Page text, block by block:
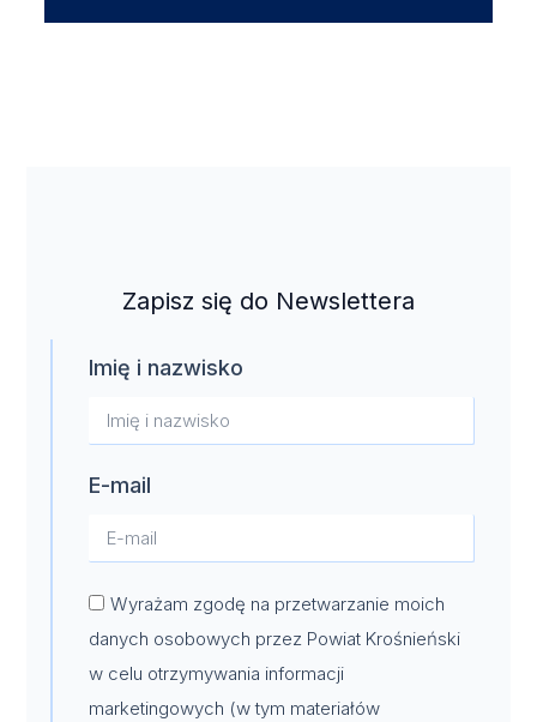
Zapisz się do Newslettera
Imię i nazwisko
E-mail
Wyrażam zgodę na przetwarzanie moich
danych osobowych przez Powiat Krośnieński
w celu otrzymywania informacji
marketingowych (w tym materiałów